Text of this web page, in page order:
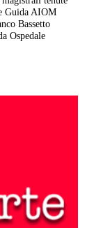
Guida AIOM
Bassetto
Ospedale